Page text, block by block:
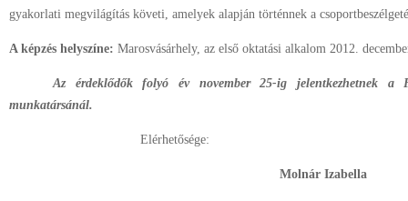
gyakorlati megvilágítás követi, amelyek alapján történnek a
A képzés helyszíne: Marosvásárhely, az első oktatási alkalom 2012.
Az érdeklődők folyó év november 25-ig jelentkezhetnek a
munkatársánál.
Elérhetősége:
Molnár Izabella